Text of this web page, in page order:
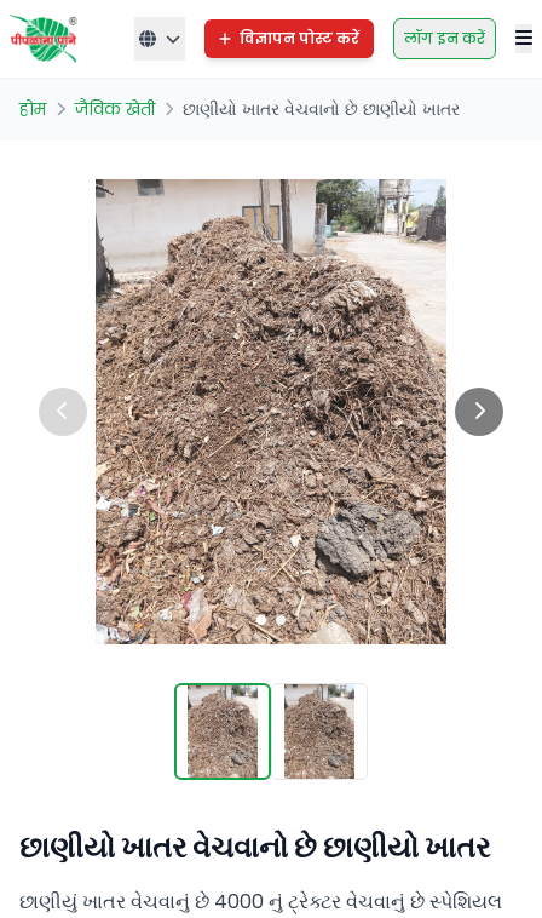
विज्ञापन पोस्ट करें लॉग इन करें
होम जैविक खेती છાણીયો ખાતર વેચવાનો છે છાણીયો ખાતર
છાણીયો ખાતર વેચવાનો છે છાણીયો ખાતર
છાણીયું ખાતર વેચવાનું છે 4000 નું ટ્રેક્ટર વેચવાનું છે સ્પેશિયલ